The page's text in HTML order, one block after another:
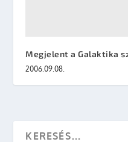
Megjelent a Galaktika
2006.09.08.